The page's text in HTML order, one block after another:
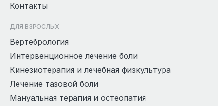
Контакты
ДЛЯ ВЗРОСЛЫХ
Вертебрология
Интервенционное лечение боли
Кинезиотерапия и лечебная физкультура
Лечение тазовой боли
Мануальная терапия и остеопатия